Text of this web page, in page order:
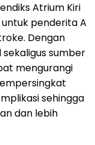
Atrium Kiri
penderita A
Dengan
sumber
mengurangi
sehingga
dan lebih